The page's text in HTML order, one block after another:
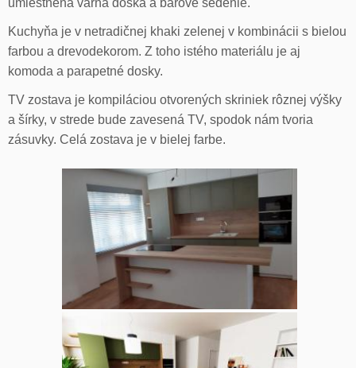
Kuchyňa je v netradičnej khaki zelenej v kombinácii s bielou
farbou a drevodekorom. Z toho istého materiálu je aj
komoda a parapetné dosky.
TV zostava je kompiláciou otvorených skriniek rôznej výšky
a šírky, v strede bude zavesená TV, spodok nám tvoria
zásuvky. Celá zostava je v bielej farbe.